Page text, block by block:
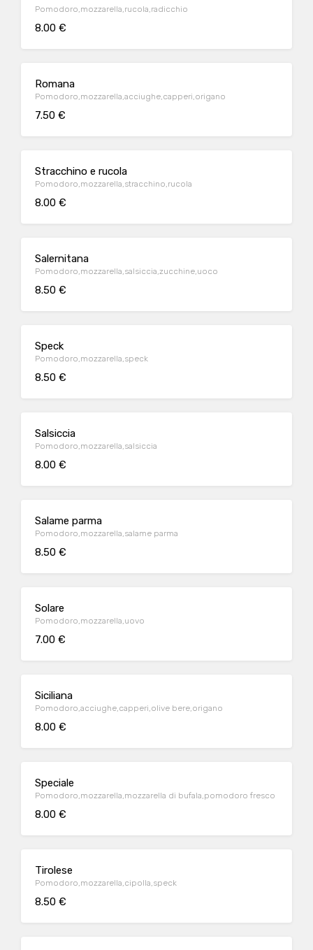
Pomodoro,mozzarella,rucola,radicchio
8.00 €
Romana
Pomodoro,mozzarella,acciughe,capperi,origano
7.50 €
Stracchino e rucola
Pomodoro,mozzarella,stracchino,rucola
8.00 €
Salernitana
Pomodoro,mozzarella,salsiccia,zucchine,uoco
8.50 €
Speck
Pomodoro,mozzarella,speck
8.50 €
Salsiccia
Pomodoro,mozzarella,salsiccia
8.00 €
Salame parma
Pomodoro,mozzarella,salame parma
8.50 €
Solare
Pomodoro,mozzarella,uovo
7.00 €
Siciliana
Pomodoro,acciughe,capperi,olive bere,origano
8.00 €
Speciale
Pomodoro,mozzarella,mozzarella di bufala,pomodoro fresco
8.00 €
Tirolese
Pomodoro,mozzarella,cipolla,speck
8.50 €